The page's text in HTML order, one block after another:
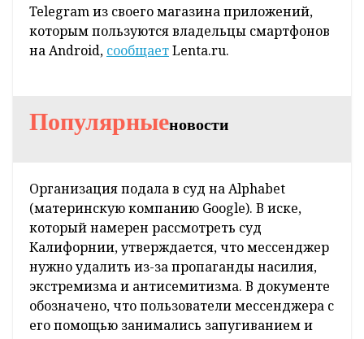
Американская некоммерческая организация
компании Google удалить мессенджер
Telegram из своего магазина приложений,
которым пользуются владельцы смартфонов
на Android,сообщаетLenta.ru.
Популярныеновости